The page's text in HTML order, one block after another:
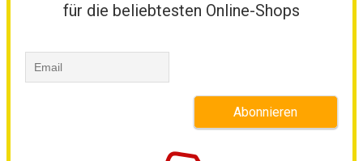
für die beliebtesten Online-Shops